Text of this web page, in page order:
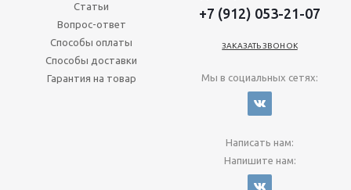
Статьи
Вопрос-ответ
Способы оплаты
Способы доставки
Гарантия на товар
+7 (912) 053-21-07
ЗАКАЗАТЬ ЗВОНОК
Мы в социальных сетях:
Написать нам:
Напишите нам: